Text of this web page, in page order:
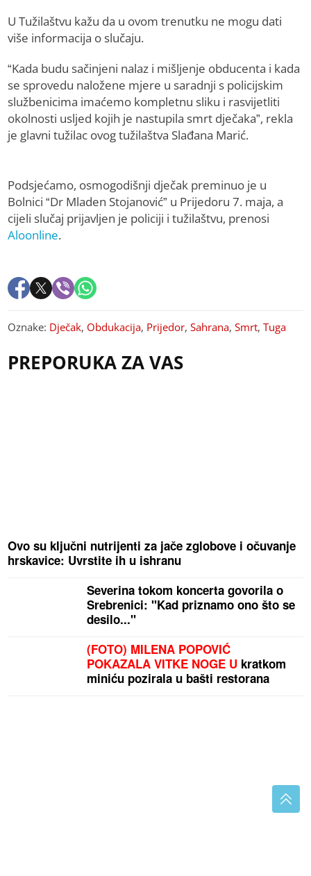
U Tužilaštvu kažu da u ovom trenutku ne mogu dati
više informacija o slučaju.
“Kada budu sačinjeni nalaz i mišljenje obducenta i kada
se sprovedu naložene mjere u saradnji s policijskim
službenicima imaćemo kompletnu sliku i rasvijetliti
okolnosti usljed kojih je nastupila smrt dječaka”, rekla
je glavni tužilac ovog tužilaštva Slađana Marić.
Podsjećamo, osmogodišnji dječak preminuo je u
Bolnici “Dr Mladen Stojanović” u Prijedoru 7. maja, a
cijeli slučaj prijavljen je policiji i tužilaštvu, prenosi
Aloonline.
Oznake: Dječak, Obdukacija, Prijedor,Sahrana,Smrt,Tuga
PREPORUKA ZA VAS
Ovo su ključni nutrijenti za jače zglobove i očuvanje
hrskavice: Uvrstite ih u ishranu
Severina tokom koncerta govorila o
Srebrenici: "Kad priznamo ono što se
desilo..."
(FOTO) MILENA POPOVIĆ
POKAZALA VITKE NOGE U kratkom
miniću pozirala u bašti restorana